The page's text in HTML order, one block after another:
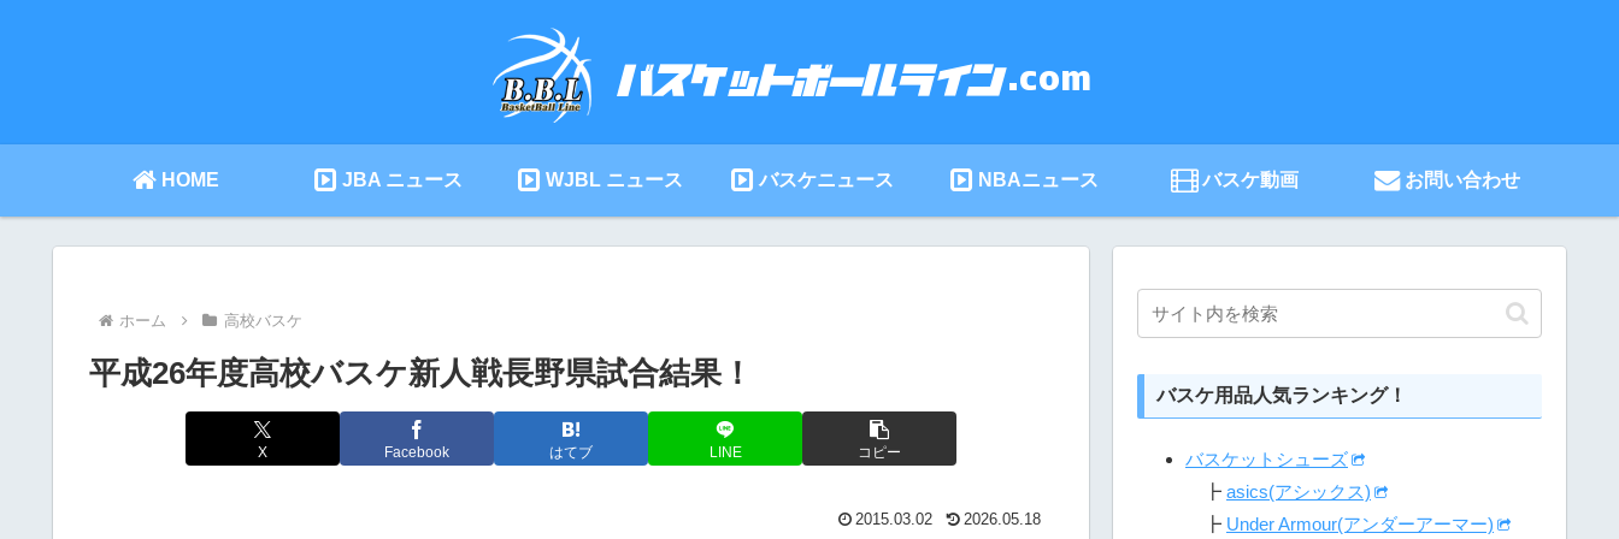
HOME JBA ニュース WJBL ニュース バスケニュース NBAニュース バスケ動画 お問い合わせ
ホーム 高校バスケ
平成26年度高校バスケ新人戦長野県試合結果！
X Facebook はてブ LINE コピー
2015.03.02 2026.05.18
バスケ用品人気ランキング！
バスケットシューズ
┣ asics(アシックス)
┣ Under Armour(アンダーアーマー)